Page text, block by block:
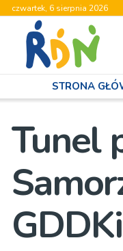
czwartek, 6 sierpnia 2026
STRONA
Tunel